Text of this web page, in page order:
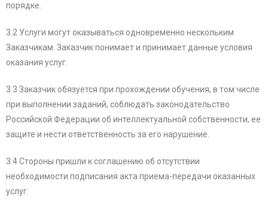
порядке.
3.2 Услуги могут оказываться одновременно нескольким
Заказчикам. Заказчик понимает и принимает данные условия
оказания услуг.
3.3 Заказчик обязуется при прохождении обучения, в том числе
при выполнении заданий, соблюдать законодательство
Российской Федерации об интеллектуальной собственности, ее
защите и нести ответственность за его нарушение.
3.4 Стороны пришли к соглашению об отсутствии
необходимости подписания акта приема-передачи оказанных
услуг.